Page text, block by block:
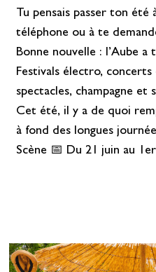
Tu pensais passer ton
téléphone ou à te
Bonne nouvelle : l’Aube
Festivals électro, concerts
spectacles, champagne
Cet été, il y a de quoi
à fond des longues
Scène 📅 Du 21 juin au
le centre-ville de Troyes
ciel ouvert. Concerts